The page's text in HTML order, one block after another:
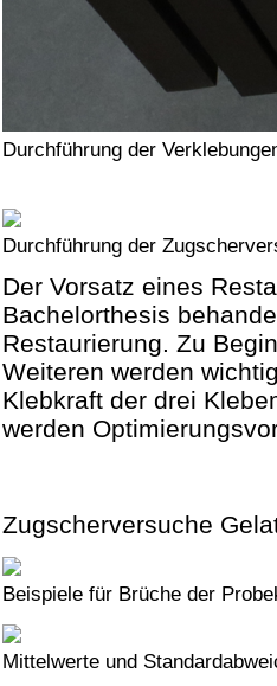
Durchführung der
Durchführung der
Der Vorsatz eines
Bachelorthesis
Restaurierung. Zu
Weiteren werden
Klebkraft der drei
werden
Zugscherversuche
Beispiele für Brüche der
Mittelwerte und